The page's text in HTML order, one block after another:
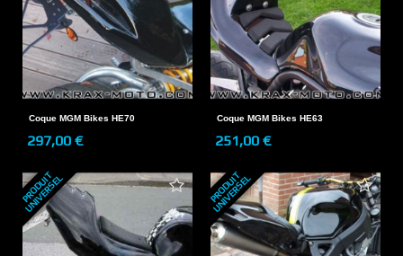
Coque MGM Bikes HE70
297,00 €
Coque MGM Bikes HE63
251,00 €
P
R
O
D
U
I
T
U
N
I
V
E
R
S
E
L P
R
O
D
U
I
T
U
N
I
V
E
R
S
E
L